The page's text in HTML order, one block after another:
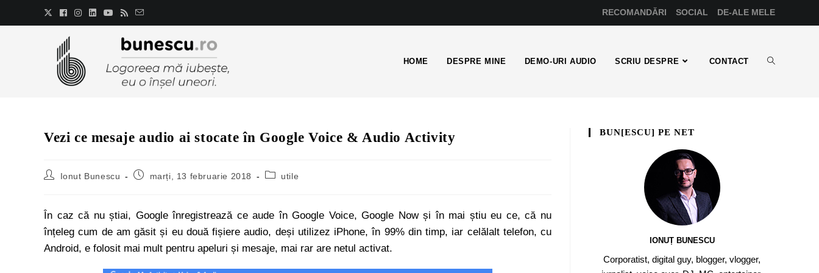
RECOMANDĂRI SOCIAL DE-ALE MELE
HOME DESPRE MINE DEMO-URI AUDIO SCRIU DESPRE CONTACT
Vezi ce mesaje audio ai stocate în Google Voice & Audio Activity
Ionut Bunescu marți, 13 februarie 2018 utile
În caz că nu știai, Google înregistrează ce aude în Google Voice, Google Now și în mai știu eu ce, că nu
înțeleg cum de am găsit și eu două fișiere audio, deși utilizez iPhone, în 99% din timp, iar celălalt telefon, cu
Android, e folosit mai mult pentru apeluri și mesaje, mai rar are netul activat.
BUN[ESCU] PE NET
IONUȚ BUNESCU
Corporatist, digital guy, blogger, vlogger,